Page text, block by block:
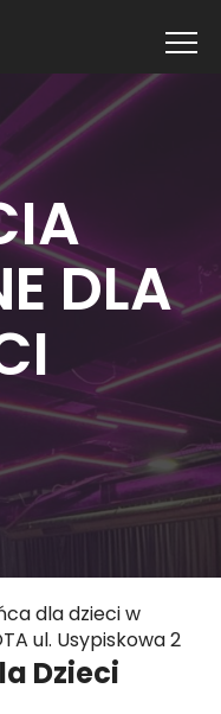
DLA
dla dzieci w
ul. Usypiskowa 2
Dzieci